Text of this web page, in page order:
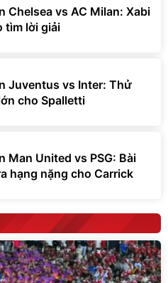
Chelsea vs AC Milan: Xabi
tìm lời giải
Juventus vs Inter: Thử
cho Spalletti
Man United vs PSG: Bài
hạng nặng cho Carrick